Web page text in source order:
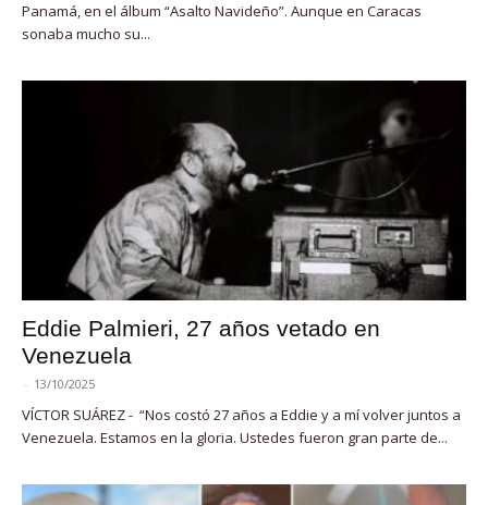
Panamá, en el álbum “Asalto Navideño”. Aunque en Caracas
sonaba mucho su...
Eddie Palmieri, 27 años vetado en
Venezuela
- 13/10/2025
VÍCTOR SUÁREZ - “Nos costó 27 años a Eddie y a mí volver juntos a
Venezuela. Estamos en la gloria. Ustedes fueron gran parte de...